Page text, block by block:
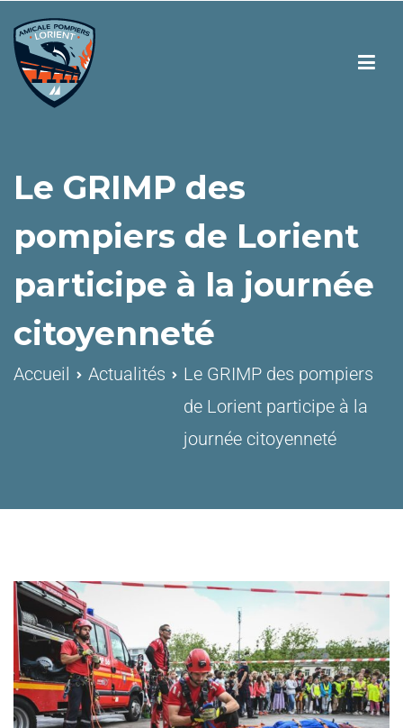
Le GRIMP des
pompiers de Lorient
participe à la journée
citoyenneté
Accueil Actualités
Le GRIMP des pompiers
de Lorient participe à la
journée citoyenneté